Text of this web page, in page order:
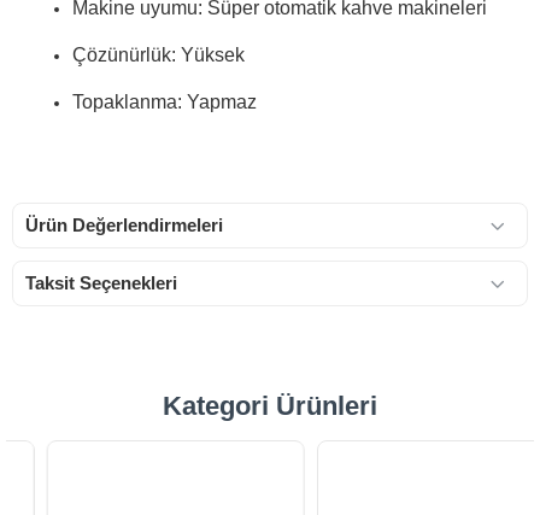
Makine uyumu: Süper otomatik kahve makineleri
Çözünürlük: Yüksek
Topaklanma: Yapmaz
Ürün Değerlendirmeleri
Taksit Seçenekleri
Kategori Ürünleri